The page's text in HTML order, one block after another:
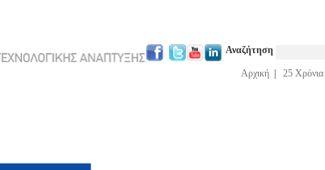
Αναζήτηση
Αρχική| 25